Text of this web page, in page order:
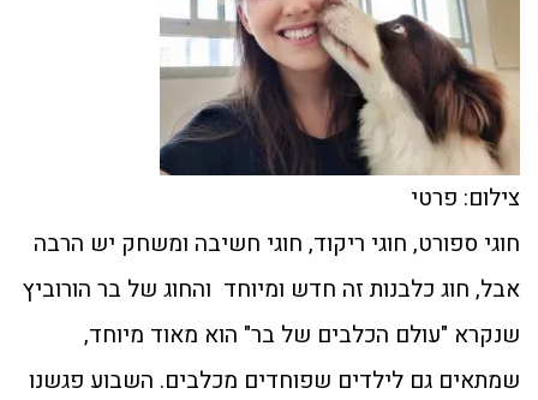
צילום: פרטי
חוגי ספורט, חוגי ריקוד, חוגי חשיבה ומשחק יש הרבה
אבל, חוג כלבנות זה חדש ומיוחד והחוג של בר הורוביץ
שנקרא "עולם הכלבים של בר" הוא מאוד מיוחד,
שמתאים גם לילדים שפוחדים מכלבים. השבוע פגשנו